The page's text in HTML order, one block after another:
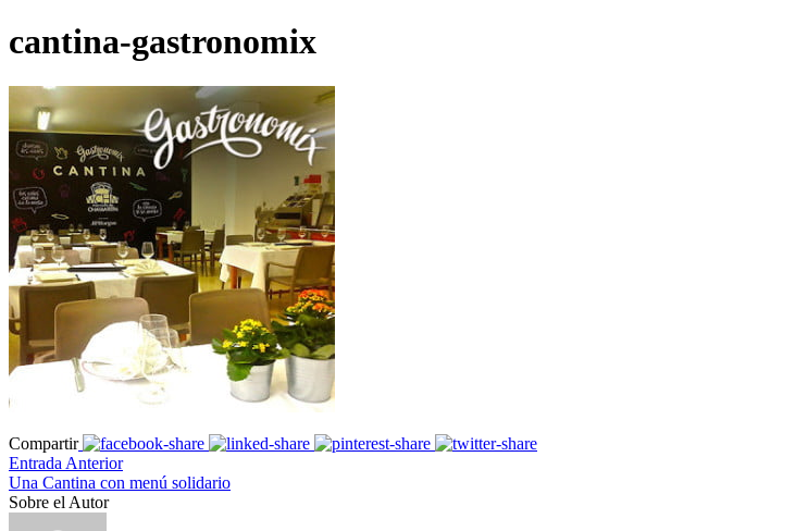
cantina-gastronomix
Compartir
Entrada Anterior
Una Cantina con menú solidario
Sobre el Autor